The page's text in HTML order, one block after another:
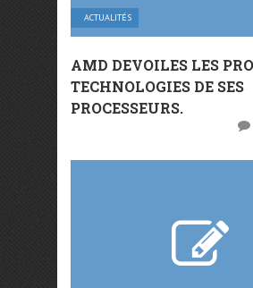
ACTUALITÉS
AMD DEVOILES LES
TECHNOLOGIES DE SES
PROCESSEURS.